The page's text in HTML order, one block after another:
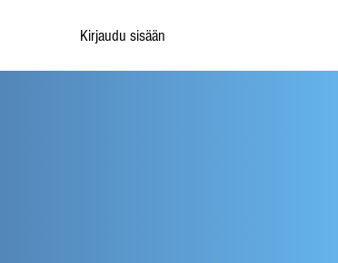
Kirjaudu sisään